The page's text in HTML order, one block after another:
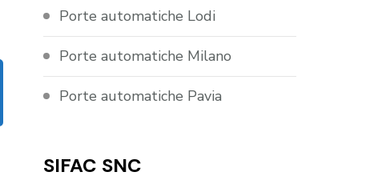
Porte automatiche Lodi
Porte automatiche Milano
Porte automatiche Pavia
SIFAC SNC